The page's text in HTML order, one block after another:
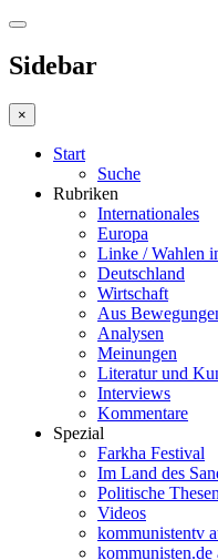
Sidebar
×
Start
Suche
Rubriken
Internationales
Europa
Linke / Wahlen
Deutschland
Wirtschaft
Aus
Analysen
Meinungen
Literatur und
Interviews
Kommentare
Spezial
Farkha Festival
Im Land des
Politische Thesen
Videos
kommunistentv
kommunisten.de